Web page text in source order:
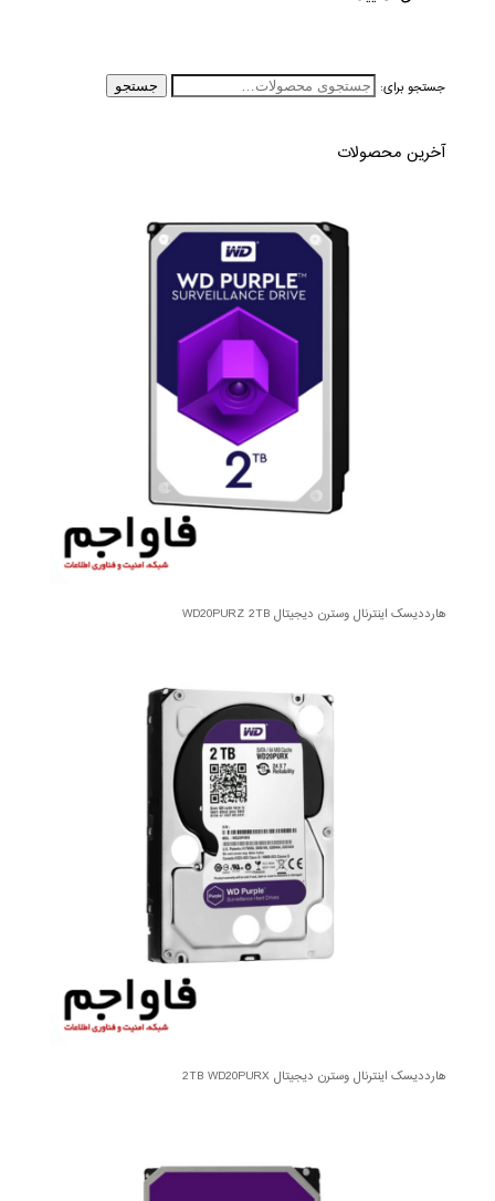
جستجو برای: جستجو
آخرین محصولات
هارددیسک اینترنال وسترن دیجیتال WD20PURZ 2TB
هارددیسک اینترنال وسترن دیجیتال 2TB WD20PURX